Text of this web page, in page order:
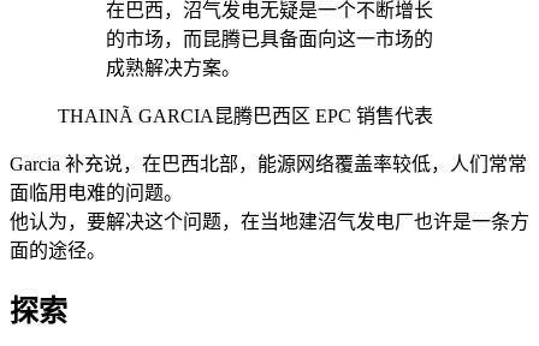
在巴西，沼气发电无疑是一个不断增长
的市场，而昆腾已具备面向这一市场的
成熟解决方案。
THAINÃ GARCIA 昆腾巴西区 EPC 销售代表
Garcia 补充说，在巴西北部，能源网络覆盖率较低，人们常常
面临用电难的问题。
他认为，要解决这个问题，在当地建沼气发电厂也许是一条方
面的途径。
探索